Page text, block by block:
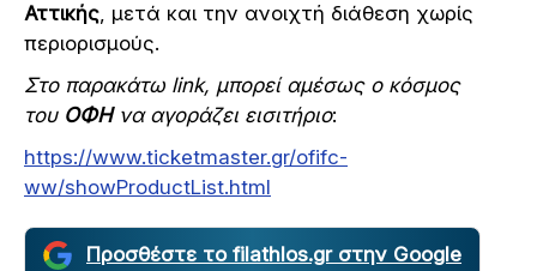
Αττικής, μετά και την ανοιχτή διάθεση χωρίς
περιορισμούς.
Στο παρακάτω link, μπορεί αμέσως ο κόσμος
του ΟΦΗνα αγοράζει εισιτήριο:
https://www.ticketmaster.gr/ofifc-
ww/showProductList.html
Προσθέστε το filathlos.gr στην Google